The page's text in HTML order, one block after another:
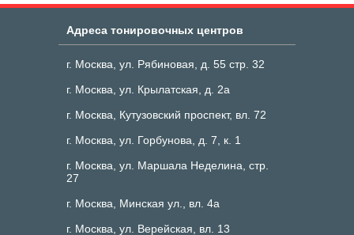
Адреса тонировочных центров
г. Москва, ул. Рябиновая, д. 55 стр. 32
г. Москва, ул. Крылатская, д. 2а
г. Москва, Кутузовский проспект, вл. 72
г. Москва, ул. Горбунова, д. 7, к. 1
г. Москва, ул. Маршала Неделина, стр.
27
г. Москва, Минская ул., вл. 4а
г. Москва, ул. Верейская, вл. 13